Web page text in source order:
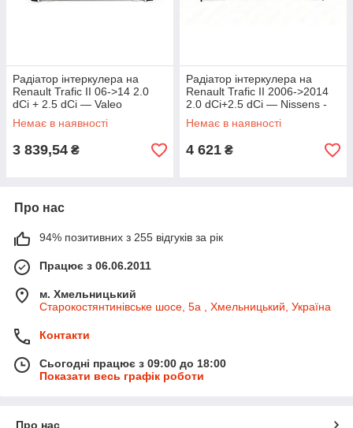
Радіатор інтеркулера на
Renault Trafic II 06->14 2.0
dCi + 2.5 dCi — Valeo
(Франція) - VAL818771
Немає в наявності
3 839,54 ₴
Радіатор інтеркулера на
Renault Trafic II 2006->2014
2.0 dCi+2.5 dCi — Nissens -
NIS96583
Немає в наявності
4 621 ₴
Про нас
94% позитивних з 255 відгуків за рік
Працює з 06.06.2011
м. Хмельницький
Старокостянтинівське шосе, 5а , Хмельницький, Україна
Контакти
Сьогодні працює з 09:00 до 18:00
Показати весь графік роботи
Про нас